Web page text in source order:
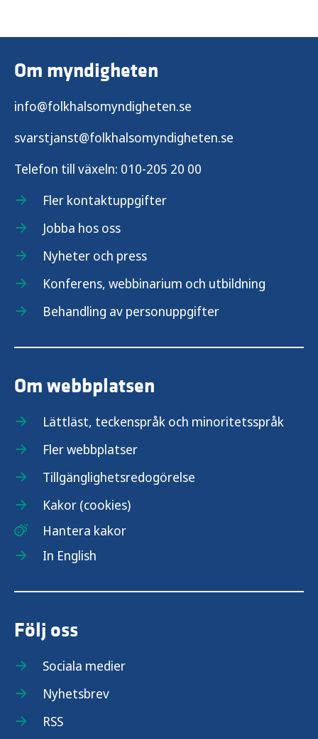
Om myndigheten
info@folkhalsomyndigheten.se
svarstjanst@folkhalsomyndigheten.se
Telefon till växeln: 010-205 20 00
Fler kontaktuppgifter
Jobba hos oss
Nyheter och press
Konferens, webbinarium och utbildning
Behandling av personuppgifter
Om webbplatsen
Lättläst, teckenspråk och minoritetsspråk
Fler webbplatser
Tillgänglighetsredogörelse
Kakor (cookies)
Hantera kakor
In English
Följ oss
Sociala medier
Nyhetsbrev
RSS